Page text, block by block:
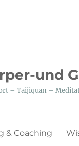
und
– Taijiquan –
& Coaching